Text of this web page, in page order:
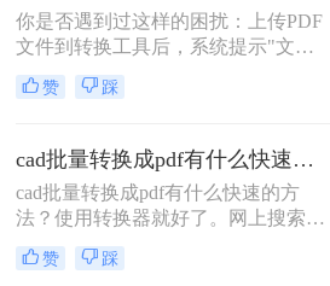
你是否遇到过这样的困扰：上传PDF
文件到转换工具后，系统提示"文件
加密，无法转换"？90%的PDF格式转
换失败都源于加密问题！那么PDF加
文将深度解析PDF加密与格式转换的
关系，提供安全、合法、零风险的解
决方案，助你轻松解决这一痛点。内
容基于Adobe官方文档，拒绝第三方
风险工具，让你的PDF转换效率提升
300%！
赞 踩
cad批量转换成pdf有什么快速的方法？分享批量转换方法！
cad批量转换成pdf有什么快速的方
法？使用转换器就好了。网上搜索cad
转pdf的软件有很多，不过想要找到一
款靠谱的还是要多甄别甄别才行，因
赞 踩